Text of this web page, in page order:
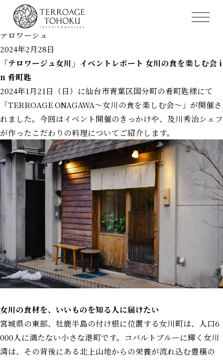
テロワージュ
ホーム
テロワージュ
2024年2月28日
「テロワージュ女川」イベントレポート 女川の食を楽しむ会 i
n 肴町匙
2024年1月21日（日）に仙台市青葉区国分町の肴町匙様にて
「TERROAGE ONAGAWA～女川の食を楽しむ会～」が開催さ
れました。今回はイベント開催のきっかけや、及川秀治シェフ
が作ったこだわりの料理についてご紹介します。
女川の食材を、いいものを知る人に届けたい
宮城県の東部、牡鹿半島の付け根に位置する女川町は、人口6
000人に満たない小さな港町です。コバルトブルーに輝く女川
湾は、その背後にある北上山地からの栄養が流れ込む豊穣の